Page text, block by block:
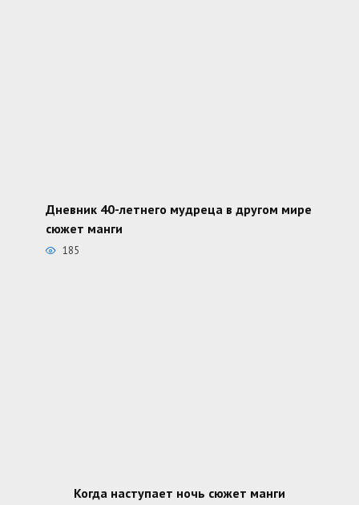
Дневник 40-летнего мудреца в другом мире
сюжет манги
185
Когда наступает ночь сюжет манги